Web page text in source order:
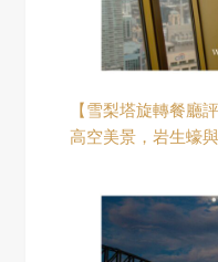
【雪梨塔旋轉餐廳
高空美景，岩生蠔